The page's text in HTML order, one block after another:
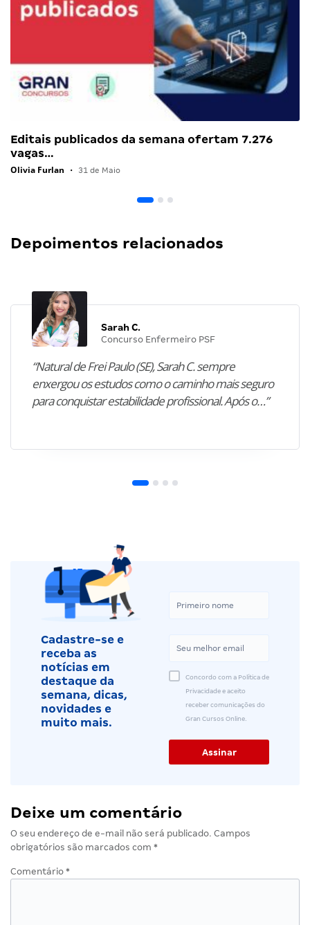
Editais publicados da semana ofertam 7.276
vagas…
Olivia Furlan • 31 de Maio
Depoimentos relacionados
Sarah C.
Concurso Enfermeiro PSF
“Natural de Frei Paulo (SE), Sarah C. sempre
enxergou os estudos como o caminho mais seguro
para conquistar estabilidade profissional. Após o…”
Cadastre-se e
receba as
notícias em
destaque da
semana, dicas,
novidades e
muito mais.
Concordo com a Política de
Privacidade e aceito
receber comunicações do
Gran Cursos Online.
Deixe um comentário
O seu endereço de e-mail não será publicado. Campos
obrigatórios são marcados com *
Comentário *